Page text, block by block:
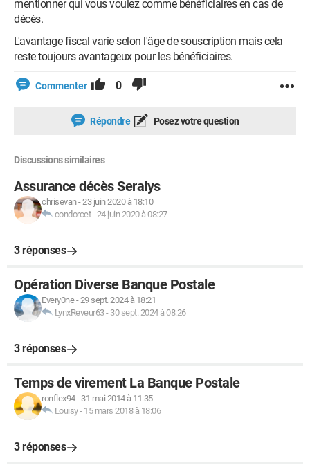
mentionner qui vous voulez comme bénéficiaires en cas de
décès.
L'avantage fiscal varie selon l'âge de souscription mais cela
reste toujours avantageux pour les bénéficiaires.
Commenter 0
Répondre Posez votre question
Discussions similaires
Assurance décès Seralys
chrisevan-23 juin 2020 à 18:10
condorcet-24 juin 2020 à 08:27
3 réponses
Opération Diverse Banque Postale
Every0ne-29 sept. 2024 à 18:21
LynxReveur63- 30 sept. 2024 à 08:26
3 réponses
Temps de virement La Banque Postale
ronflex94- 31 mai 2014 à 11:35
Louisy- 15 mars 2018 à 18:06
3 réponses